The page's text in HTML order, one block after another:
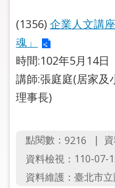
關
於
市
圖
申
請
(1356) 企業人文講
魂」
時間:102年5月14日
講師:張庭庭(居家及
理事長)
點閱數： 9216
資料檢視：110-07-
資料維護：臺北市